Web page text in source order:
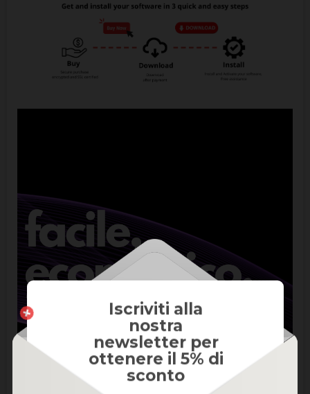
Iscriviti alla
nostra
newsletter per
ottenere il 5% di
sconto